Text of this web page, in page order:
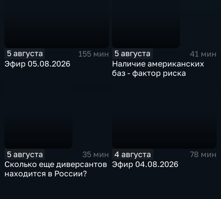
5 августа
155 мин
Эфир 05.08.2026
5 августа
41 мин
Наличие американских
баз - фактор риска
5 августа
35 мин
Сколько еще диверсантов
находится в России?
4 августа
78 мин
Эфир 04.08.2026